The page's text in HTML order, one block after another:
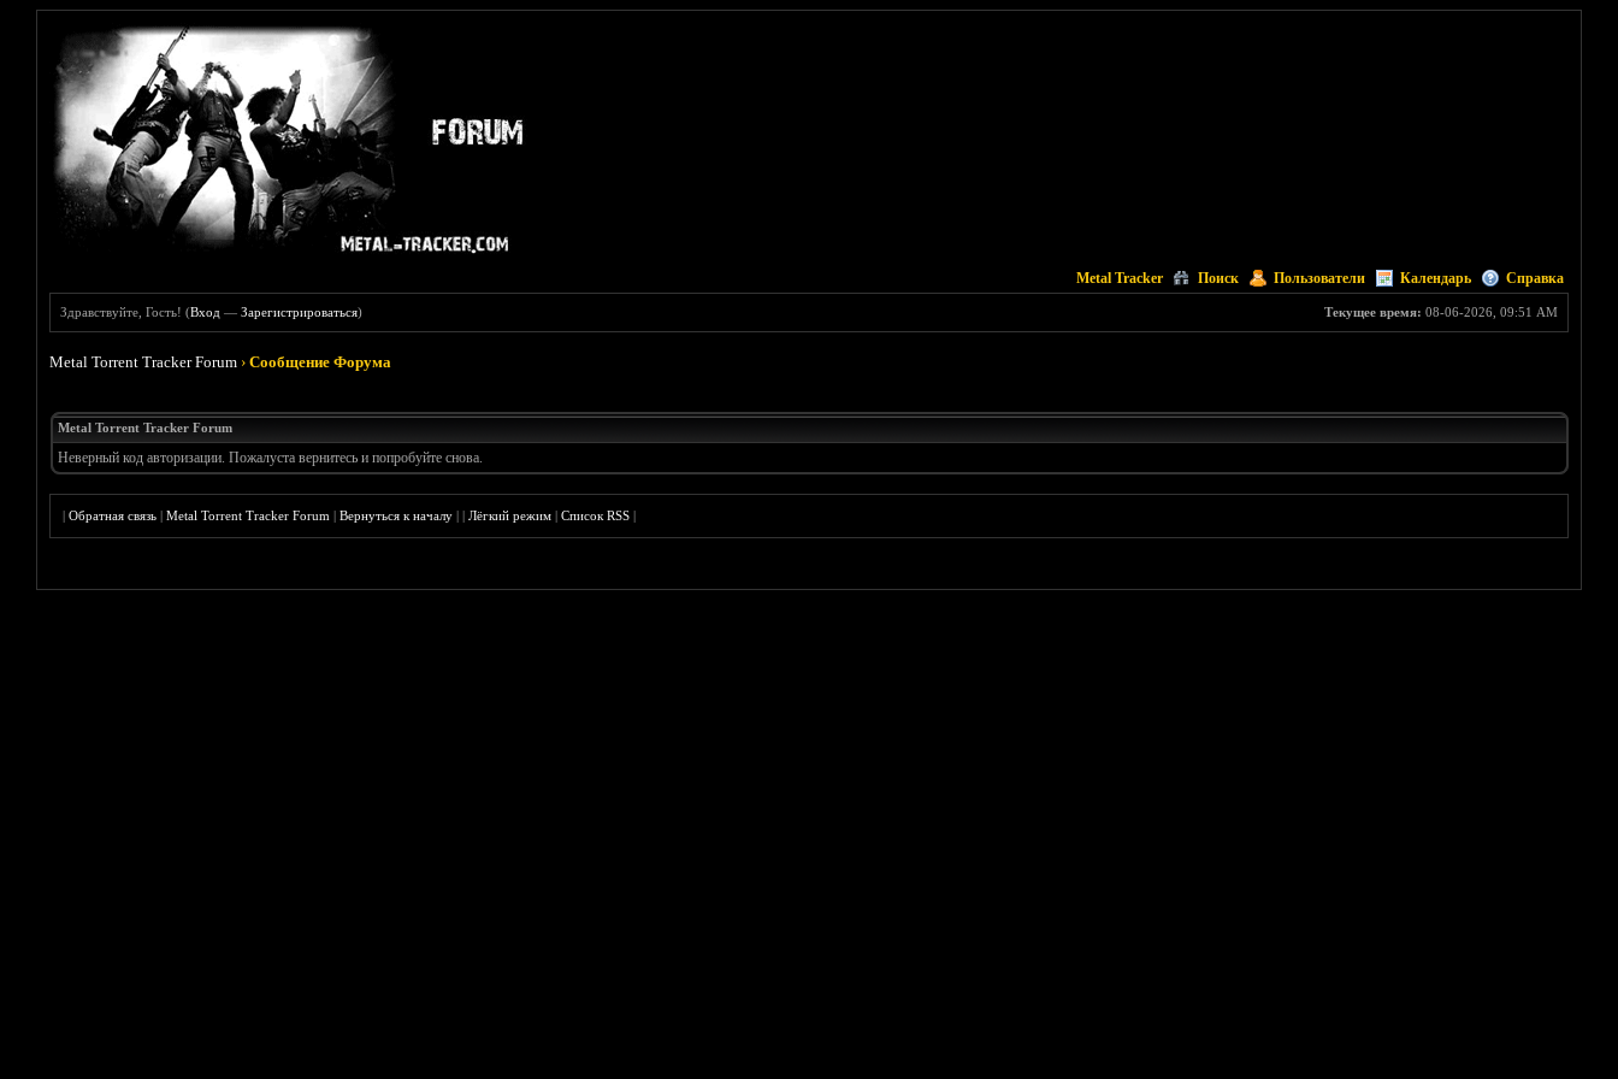
Metal Tracker Поиск Пользователи Календарь Справка
Текущее время: 08-06-2026, 09:51 AM
Здравствуйте, Гость! (Вход —Зарегистрироваться)
Metal Torrent Tracker Forum ›Сообщение Форума
Metal Torrent Tracker Forum
Неверный код авторизации. Пожалуста вернитесь и попробуйте снова.
|Обратная связь |Metal Torrent Tracker Forum |Вернуться к началу ||Лёгкий режим |Список RSS |